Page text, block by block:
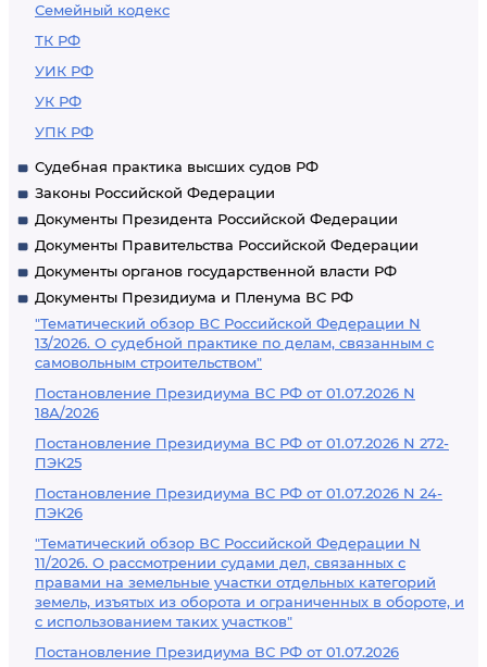
Семейный кодекс
ТК РФ
УИК РФ
УК РФ
УПК РФ
Судебная практика высших судов РФ
Законы Российской Федерации
Документы Президента Российской Федерации
Документы Правительства Российской Федерации
Документы органов государственной власти РФ
Документы Президиума и Пленума ВС РФ
"Тематический обзор ВС Российской Федерации N
13/2026. О судебной практике по делам, связанным с
самовольным строительством"
Постановление Президиума ВС РФ от 01.07.2026 N
18А/2026
Постановление Президиума ВС РФ от 01.07.2026 N 272-
ПЭК25
Постановление Президиума ВС РФ от 01.07.2026 N 24-
ПЭК26
"Тематический обзор ВС Российской Федерации N
11/2026. О рассмотрении судами дел, связанных с
правами на земельные участки отдельных категорий
земель, изъятых из оборота и ограниченных в обороте, и
с использованием таких участков"
Постановление Президиума ВС РФ от 01.07.2026